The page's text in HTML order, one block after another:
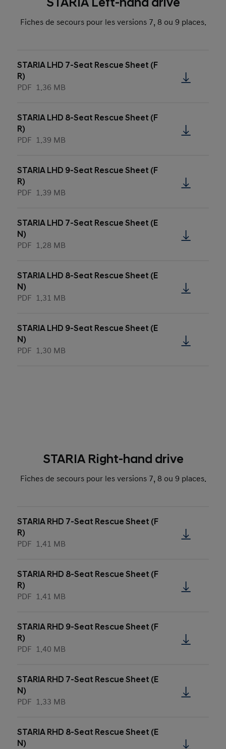
STARIA Left-hand drive
Fiches de secours pour les versions 7, 8 ou 9 places.
STARIA LHD 7-Seat Rescue Sheet (F
R)
PDF 1.36 MB
STARIA LHD 8-Seat Rescue Sheet (F
R)
PDF 1.39 MB
STARIA LHD 9-Seat Rescue Sheet (F
R)
PDF 1.39 MB
STARIA LHD 7-Seat Rescue Sheet (E
N)
PDF 1.28 MB
STARIA LHD 8-Seat Rescue Sheet (E
N)
PDF 1.31 MB
STARIA LHD 9-Seat Rescue Sheet (E
N)
PDF 1.30 MB
STARIA Right-hand drive
Fiches de secours pour les versions 7, 8 ou 9 places.
STARIA RHD 7-Seat Rescue Sheet (F
R)
PDF 1.41 MB
STARIA RHD 8-Seat Rescue Sheet (F
R)
PDF 1.41 MB
STARIA RHD 9-Seat Rescue Sheet (F
R)
PDF 1.40 MB
STARIA RHD 7-Seat Rescue Sheet (E
N)
PDF 1.33 MB
STARIA RHD 8-Seat Rescue Sheet (E
N)